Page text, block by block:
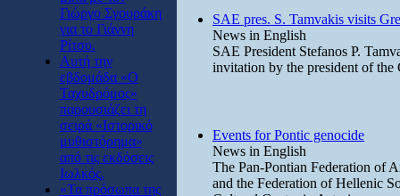
Γιώργο Σγουράκη
για το Γιάννη
Ρίτσο.
Αυτή την
εβδομάδα «Ο
Ταχυδρόμος»
παρουσιάζει τη
σειρά «Ιστορικό
μυθιστόρημα»
από τις εκδόσεις
Ιωλκός.
«Τα πρόσωπα της
SAE pres. S. Tamvakis visits
News in English
SAE President Stefanos P.
invitation by the president of
Events for Pontic genocide
News in English
The Pan-Pontian Federation of
and the Federation of Hellenic